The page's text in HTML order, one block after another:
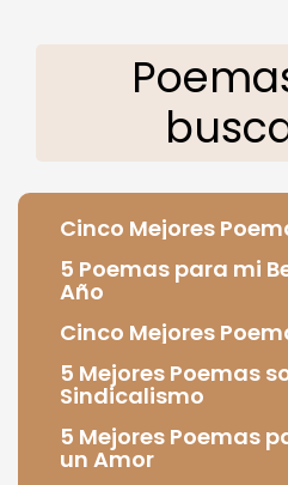
Cinco Mejores
5 Poemas para mi
Año
Cinco Mejores
5 Mejores Poemas
Sindicalismo
5 Mejores Poemas
un Amor